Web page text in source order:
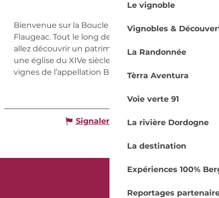
Le vignoble
Vignobles &
La Randonnée
Tèrra Aventura
Voie verte 91
La rivière Dordogne
La destination
Expériences 100%
Reportages
Description
Bienvenue sur la Boucle du Bois de Monsieur à
Flaugeac. Tout le long de la randonnée, nous
allez découvrir un patrimoine intéressant dont
une église du XIVe siècle et allez traverser les
vignes de l’appellation Bergerac
Signaler une erreur